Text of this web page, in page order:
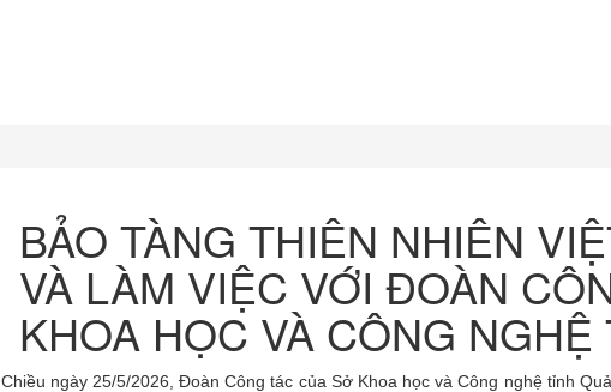
BẢO TÀNG THIÊN NHIÊN
VÀ LÀM VIỆC VỚI ĐOÀN
KHOA HỌC VÀ CÔNG
Chiều ngày 25/5/2026, Đoàn Công tác của Sở Khoa học và Công nghệ tỉnh